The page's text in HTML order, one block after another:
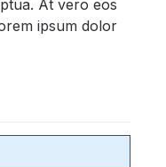
At vero eos
ipsum dolor